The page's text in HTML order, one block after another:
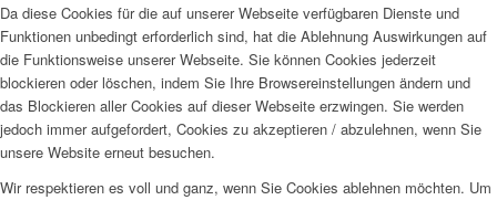
Da diese Cookies für die auf unserer Webseite verfügbaren Dienste und
Funktionen unbedingt erforderlich sind, hat die Ablehnung Auswirkungen auf
die Funktionsweise unserer Webseite. Sie können Cookies jederzeit
blockieren oder löschen, indem Sie Ihre Browsereinstellungen ändern und
das Blockieren aller Cookies auf dieser Webseite erzwingen. Sie werden
jedoch immer aufgefordert, Cookies zu akzeptieren / abzulehnen, wenn Sie
unsere Website erneut besuchen.
Wir respektieren es voll und ganz, wenn Sie Cookies ablehnen möchten. Um